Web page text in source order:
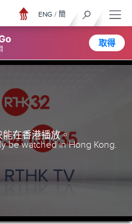
取得
ENG / 簡
在香港播放。
be watched in Hong Kong.